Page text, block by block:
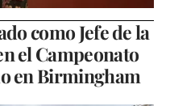
como Jefe de la
el Campeonato
en Birmingham